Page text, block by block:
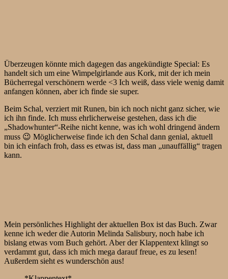
Überzeugen könnte mich dagegen das angekündigte Special: Es
handelt sich um eine Wimpelgirlande aus Kork, mit der ich mein
Bücherregal verschönern werde <3 Ich weiß, dass viele wenig damit
anfangen können, aber ich finde sie super.
Beim Schal, verziert mit Runen, bin ich noch nicht ganz sicher, wie
ich ihn finde. Ich muss ehrlicherweise gestehen, dass ich die
„Shadowhunter“-Reihe nicht kenne, was ich wohl dringend ändern
muss 😉 Möglicherweise finde ich den Schal dann genial, aktuell
bin ich einfach froh, dass es etwas ist, dass man „unauffällig“ tragen
kann.
Mein persönliches Highlight der aktuellen Box ist das Buch. Zwar
kenne ich weder die Autorin Melinda Salisbury, noch habe ich
bislang etwas vom Buch gehört. Aber der Klappentext klingt so
verdammt gut, dass ich mich mega darauf freue, es zu lesen!
Außerdem sieht es wunderschön aus!